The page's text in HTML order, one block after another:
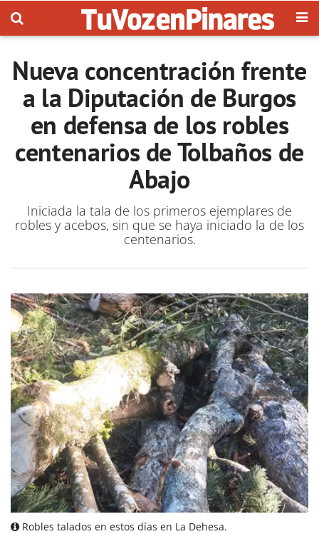
Nueva concentración frente
a la Diputación de Burgos
en defensa de los robles
centenarios de Tolbaños de
Abajo
Iniciada la tala de los primeros ejemplares de
robles y acebos, sin que se haya iniciado la de los
centenarios.
Robles talados en estos días en La Dehesa.